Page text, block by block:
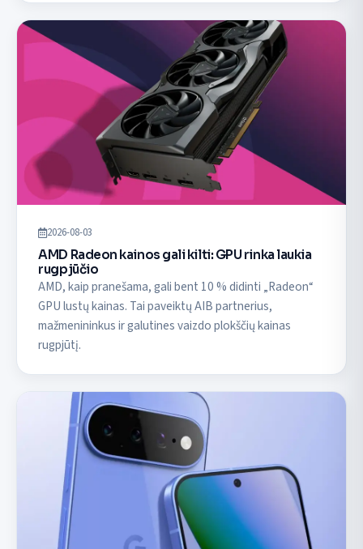
2026-08-03
AMD Radeon kainos gali kilti: GPU rinka laukia
rugpjūčio
AMD, kaip pranešama, gali bent 10 % didinti „Radeon“
GPU lustų kainas. Tai paveiktų AIB partnerius,
mažmenininkus ir galutines vaizdo plokščių kainas
rugpjūtį.